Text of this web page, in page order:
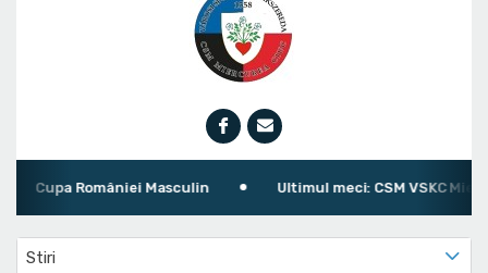
Cupa României Masculin Ultimul meci: CSM VSKC
Stiri